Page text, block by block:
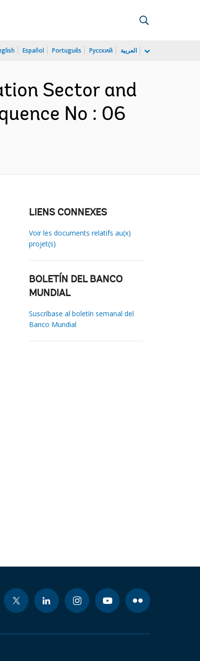
Español Português Русский العربية
Sector and
No : 06
LIENS CONNEXES
Voir les documents relatifs au(x)
projet(s)
BOLETÍN DEL BANCO
MUNDIAL
Suscríbase al boletín semanal del
Banco Mundial